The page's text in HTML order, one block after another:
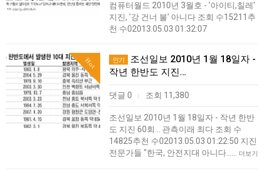
컴퓨터월드 2010년 3월호 - '아이티,칠레'
지진, '강 건너 불' 아니다 조회 수15211추
천 수02013.05.03 01:32:07
Hot 인기
조선일보 2010년 1월 18일자 -
작년 한반도 지진…
댓글 0 | 조회 11,380
조선일보 2010년 1월 18일자 - 작년 한반
도 지진 60회… 관측이래 최다 조회 수
14825추천 수02013.05.03 01:22:50 지진
전문가들 "한국, 안전지대 아니다……
더보기